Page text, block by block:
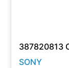
387820813
SONY